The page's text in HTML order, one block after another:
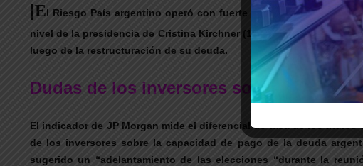
|El Riesgo País argentino operó con fuerte tendencia alcista
nivel de la presidencia de Cristina Kirchner (1.965 puntos, el 14 de
luego de la restructuración de su deuda.
Dudas de los inversores sobre la
El indicador de JP Morgan mide el diferencial de tasa de los títulos
de los inversores sobre la capacidad de pago de la deuda
sugerido un “adelantamiento de las elecciones “durante la